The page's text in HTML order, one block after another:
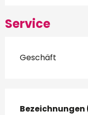
Service
Geschäft